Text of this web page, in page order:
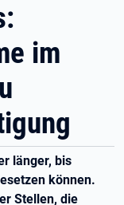
im
länger, bis
können.
Stellen, die